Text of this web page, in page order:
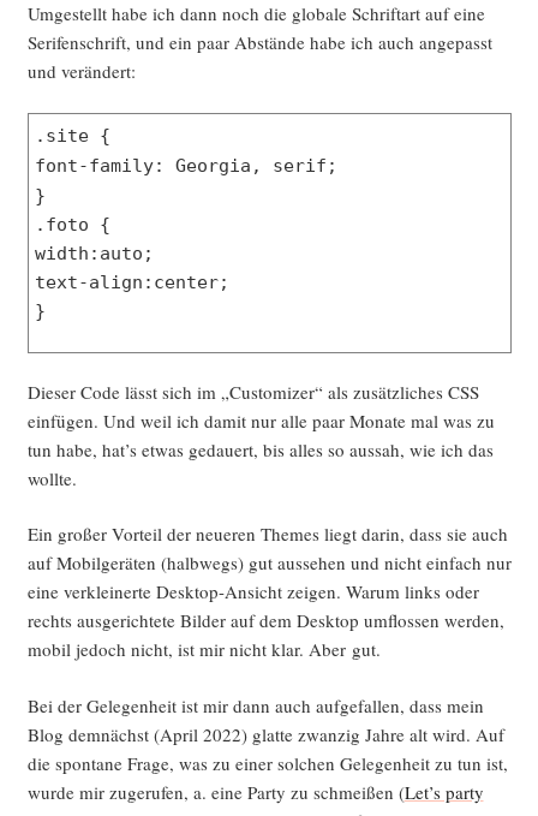
Umge­stellt habe ich dann noch die glo­ba­le Schrift­art auf eine
Seri­fen­schrift, und ein paar Abstän­de habe ich auch ange­passt
und verändert:
.site {
font-family: Georgia, serif;
}
.foto {
width:auto;
text-align:center;
}
border: 0.75em solid rgb(216,204,199);
padding:1px 1px 1px 1px;
background:#202020;
margin-bottom: 0px;
.foto a:hover {
text-decoration: none !important;
}
background-color: orange;
text-decoration:none !important;
}
Die­ser Code lässt sich im „Cus­to­mi­zer“ als zusätz­li­ches CSS
ein­fü­gen. Und weil ich damit nur alle paar Mona­te mal was zu
tun habe, hat’s etwas gedau­ert, bis alles so aus­sah, wie ich das
wollte.
Ein gro­ßer Vor­teil der neue­ren The­mes liegt dar­in, dass sie auch
auf Mobil­ge­rä­ten (halb­wegs) gut aus­se­hen und nicht ein­fach nur
eine ver­klei­ner­te Desk­top-Ansicht zei­gen. War­um links oder
rechts aus­ge­rich­te­te Bil­der auf dem Desk­top umflos­sen wer­den,
mobil jedoch nicht, ist mir nicht klar. Aber gut.
Bei der Gele­gen­heit ist mir dann auch auf­ge­fal­len, dass mein
Blog dem­nächst (April 2022) glat­te zwan­zig Jah­re alt wird. Auf
die spon­ta­ne Fra­ge, was zu einer sol­chen Gele­gen­heit zu tun ist,
wur­de mir zuge­ru­fen, a. eine Par­ty zu schmei­ßen (Let’s par­ty